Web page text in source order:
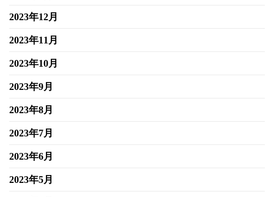
2023年12月
2023年11月
2023年10月
2023年9月
2023年8月
2023年7月
2023年6月
2023年5月